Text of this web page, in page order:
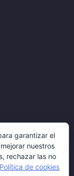
garantizar el
nuestros
rechazar las no
Política de cookies